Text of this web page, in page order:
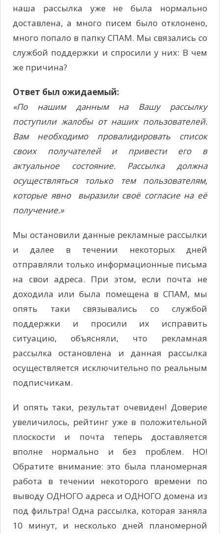
наша рассылка уже не была нормально
доставлена, а много писем было отклонено,
много попало в папку СПАМ. Мы связались со
службой поддержки и спросили у них: В чем
же причина?
Ответ был ожидаемый:
«По нашим данным на Вашу рассылку
поступили жалобы от наших пользователей.
Вам необходимо провалидировать список
своих получателей и привести его в
актуальное состояние. Рассылка должна
осуществляться только тем пользователям,
которые явно выразили своё согласие на её
получение.»
Мы остановили данные рекламные рассылки
и далее в течении некоторых дней
отправляли только информационные письма
на свои адреса. При этом, если почта не
доходила или была помещена в СПАМ, мы
опять таки связывались со службой
поддержки и просили их исправить
ситуацию, объясняли, что рекламная
рассылка остановлена и данная рассылка
осуществляется исключительно по реальным
подписчикам.
И опять таки, результат очевиден! Доверие
увеличилось, рейтинг уже в положительной
плоскости и почта теперь доставляется
вполне нормально и без проблем. НО!
Обратите внимание: это была планомерная
работа в течении некоторого времени по
выводу ОДНОГО адреса и ОДНОГО домена из
под фильтра! Одна рассылка, которая заняла
10 минут, и несколько дней планомерной